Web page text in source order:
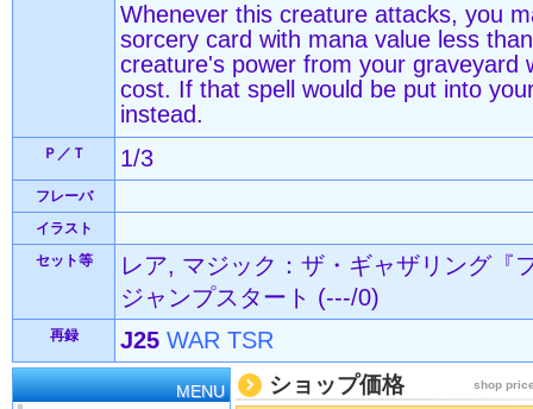
Whenever this creature attacks, you
sorcery card with mana value less
creature's power from your graveyard
cost. If that spell would be put into
instead.
Ｐ／Ｔ 1/3
フレーバ
イラスト
セット等
レア, マジック：ザ・ギャザリング『
ジャンプスタート (---/0)
再録 J25 WAR TSR
MENU
ショップ価格 shop